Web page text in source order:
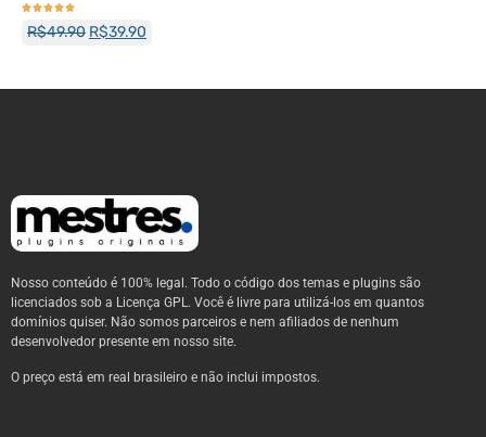

R$49.90 R$39.90
Nosso conteúdo é 100% legal. Todo o código dos temas e plugins são
licenciados sob a Licença GPL. Você é livre para utilizá-los em quantos
domínios quiser. Não somos parceiros e nem afiliados de nenhum
desenvolvedor presente em nosso site.
O preço está em real brasileiro e não inclui impostos.